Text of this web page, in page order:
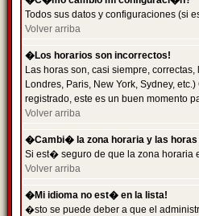
Todos sus datos y configuraciones (si
Volver arriba
�Los horarios son incorrectos!
Las horas son, casi siempre,
Londres, Paris, New York, Sydney,
registrado, este es un buen momento
Volver arriba
�Cambi� la zona horaria y las
Si est� seguro de que la zona horaria
Volver arriba
�Mi idioma no est� en la lista!
�sto se puede deber a que el